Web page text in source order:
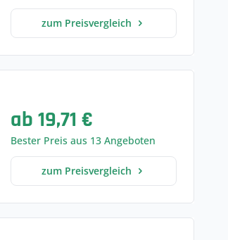
zum Preisvergleich
ab 19,71 €
Bester Preis aus 13 Angeboten
zum Preisvergleich